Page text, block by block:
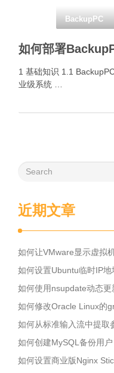
BackupPC
如何部署
1 基础知识 1.1
业级系统 …
近期文章
如何让VMware显示虚拟
如何设置Ubuntu临时IP地
如何使用nsupdate动态更
如何修改Oracle Linux的
如何从标准输入流中提取
如何创建MySQL备份用户
如何设置商业版Nginx